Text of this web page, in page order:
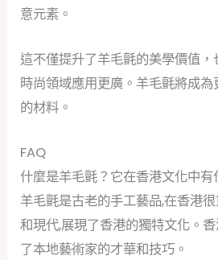
意元素。
這不僅提升了羊毛氈的美學價值
時尚領域應用更廣。羊毛氈將成
的材料。
FAQ
什麼是羊毛氈？它在香港文化中有
羊毛氈是古老的手工藝品,在香港
和現代,展現了香港的獨特文化。
了本地藝術家的才華和技巧。